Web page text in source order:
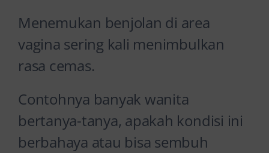
Menemukan benjolan di area
vagina sering kali menimbulkan
rasa cemas.
Contohnya banyak wanita
bertanya-tanya, apakah kondisi ini
berbahaya atau bisa sembuh